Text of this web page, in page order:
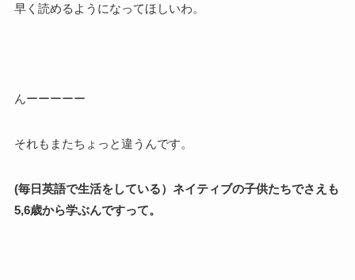
早く読めるようになってほしいわ。
んーーーーー
それもまたちょっと違うんです。
(毎日英語で生活をしている）ネイティブの子供たちでさえも
5,6歳から学ぶんですって。